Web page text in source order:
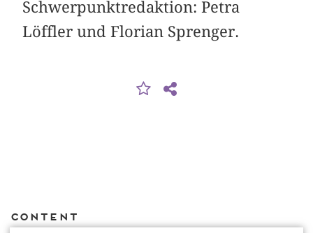
Schwerpunktredaktion: Petra
Löffler und Florian Sprenger.
Content